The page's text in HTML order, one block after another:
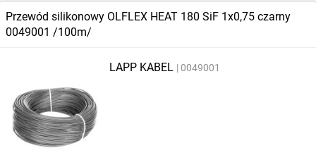
Przewód silikonowy OLFLEX HEAT 180 SiF 1x0,75 czarny
0049001 /100m/
LAPP KABEL 0049001